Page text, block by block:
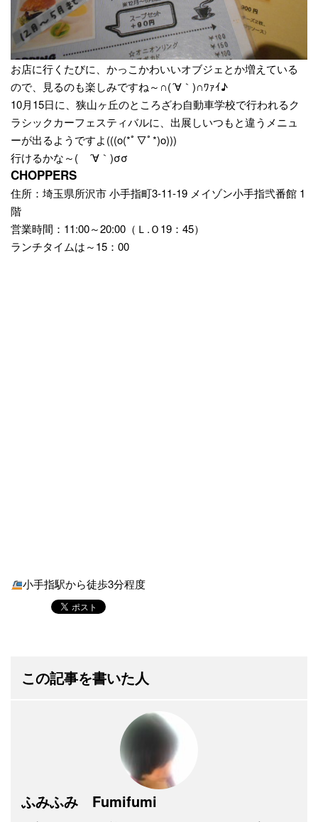
お店に行くたびに、かっこかわいいオブジェとか増えている
ので、見るのも楽しみですね～∩(´∀｀)∩ﾜｧｲ♪
10月15日に、狭山ヶ丘のところざわ自動車学校で行われるク
ラシックカーフェスティバルに、出展しいつもと違うメニュ
ーが出るようですよ(((o(*ﾟ▽ﾟ*)o)))
行けるかな～( ´∀｀)σσ
CHOPPERS
住所：埼玉県所沢市 小手指町3-11-19 メイゾン小手指弐番館 1
階
営業時間：11:00～20:00（Ｌ.Ｏ19：45）
ランチタイムは～15：00
小手指駅から徒歩3分程度
この記事を書いた人
ふみふみ Fumifumi